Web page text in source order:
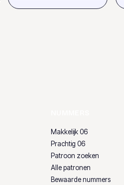
Makkelijk 06
Prachtig 06
Patroon zoeken
Alle patronen
Bewaarde nummers